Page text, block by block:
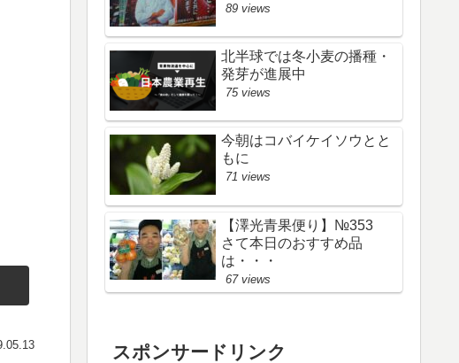
89 views
北半球では冬小麦の播種・
発芽が進展中
75 views
今朝はコバイケイソウとと
もに
71 views
【澤光青果便り】№353
さて本日のおすすめ品
は・・・
67 views
スポンサードリンク